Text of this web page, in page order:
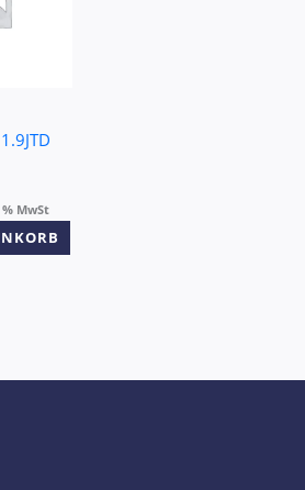
MwSt